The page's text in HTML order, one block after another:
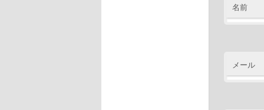
名前
メール